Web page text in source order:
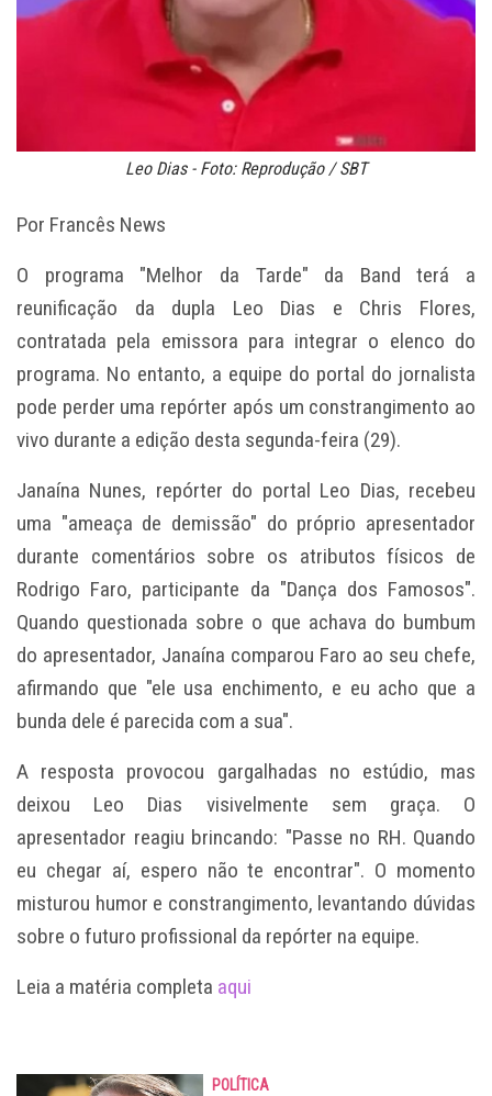
Leo Dias - Foto: Reprodução / SBT
Por Francês News
O programa "Melhor da Tarde" da Band terá a
reunificação da dupla Leo Dias e Chris Flores,
contratada pela emissora para integrar o elenco do
programa. No entanto, a equipe do portal do jornalista
pode perder uma repórter após um constrangimento ao
vivo durante a edição desta segunda-feira (29).
Janaína Nunes, repórter do portal Leo Dias, recebeu
uma "ameaça de demissão" do próprio apresentador
durante comentários sobre os atributos físicos de
Rodrigo Faro, participante da "Dança dos Famosos".
Quando questionada sobre o que achava do bumbum
do apresentador, Janaína comparou Faro ao seu chefe,
afirmando que "ele usa enchimento, e eu acho que a
bunda dele é parecida com a sua".
A resposta provocou gargalhadas no estúdio, mas
deixou Leo Dias visivelmente sem graça. O
apresentador reagiu brincando: "Passe no RH. Quando
eu chegar aí, espero não te encontrar". O momento
misturou humor e constrangimento, levantando dúvidas
sobre o futuro profissional da repórter na equipe.
Leia a matéria completa aqui
POLÍTICA